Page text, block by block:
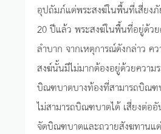
อุปถัมภ์แด่พระสงฆ์ในพื้นที่เสี่ยง
20 ปีแล้ว พระสงฆ์ในพื้นที่อยู่ด้ว
ลำบาก จากเหตุการณ์ดังกล่าว ค
สงฆ์นั้นมีไม่มากต้องอยู่ด้วยความ
บิณฑบาตบางท้องที่สามารถบิณฑ
ไม่สามารถบิณฑบาตได้ เสี่ยงต่อ
จัดบิณฑบาตและถวายสังฆทานแ